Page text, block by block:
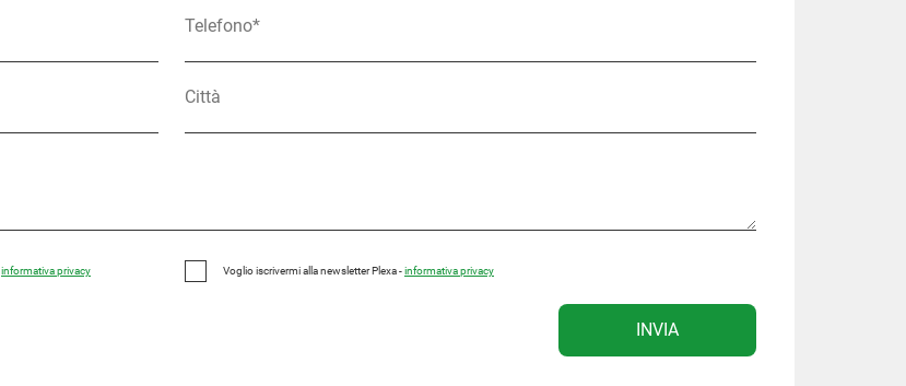
informativa privacy Voglio iscrivermi alla newsletter Plexa -informativa privacy
INVIA